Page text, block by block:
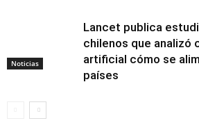
Noticias
Lancet publica
chilenos que analizó
artificial cómo se
países